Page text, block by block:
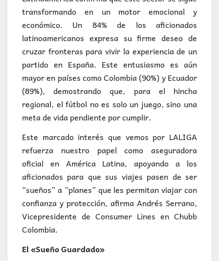
transformando en un motor emocional y
económico. Un 84% de los aficionados
latinoamericanos expresa su firme deseo de
cruzar fronteras para vivir la experiencia de un
partido en España. Este entusiasmo es aún
mayor en países como Colombia (90%) y Ecuador
(89%), demostrando que, para el hincha
regional, el fútbol no es solo un juego, sino una
meta de vida pendiente por cumplir.
Este marcado interés que vemos por LALIGA
refuerza nuestro papel como aseguradora
oficial en América Latina, apoyando a los
aficionados para que sus viajes pasen de ser
“sueños” a “planes” que les permitan viajar con
confianza y protección, afirma Andrés Serrano,
Vicepresidente de Consumer Lines en Chubb
Colombia.
El «Sueño Guardado»